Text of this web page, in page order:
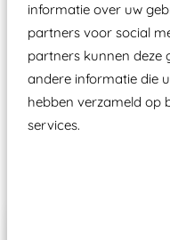
informatie over uw
partners voor social
partners kunnen deze
andere informatie die
hebben verzameld op
services.
aangewezen
Wij ook
ze toch binnen
Speeltoestellen